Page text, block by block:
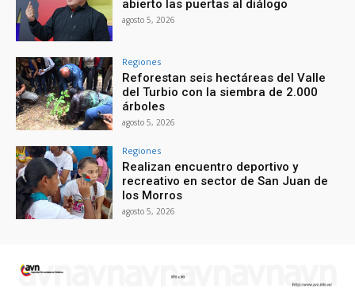
abierto las puertas al diálogo
agosto 5, 2026
Regiones
Reforestan seis hectáreas del Valle
del Turbio con la siembra de 2.000
árboles
agosto 5, 2026
Regiones
Realizan encuentro deportivo y
recreativo en sector de San Juan de
los Morros
agosto 5, 2026